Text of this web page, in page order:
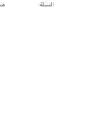
الإستبدال والإسترجاع
السلة